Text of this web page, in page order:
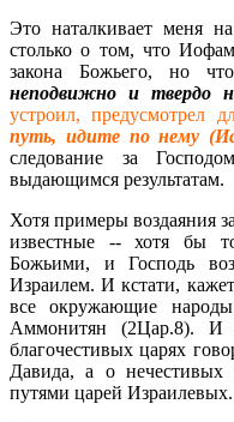
Это наталкивает меня
столько о том, что Иофам
закона Божьего, но что
неподвижно и твердо
устроил, предусмотрел
путь, идите по нему
следование за
выдающимся результатам.
Хотя примеры воздаяния
известные -- хотя бы
Божьими, и Господь
Израилем. И кстати,
все окружающие
Аммонитян (2Цар.8). И
благочестивых царях
Давида, а о нечестивых
путями царей Израилевых.